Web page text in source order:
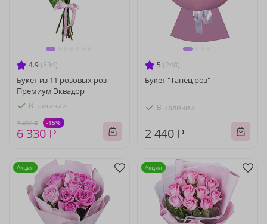
4.9 (834)
Букет из 11 розовых роз
Премиум Эквадор
В наличии
7 450 ₽ -15%
6 330 ₽
5 (248)
Букет "Танец роз"
В наличии
2 440 ₽
Акция Акция